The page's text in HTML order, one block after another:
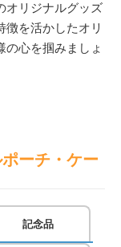
オリジナルグッズ
徴を活かしたオリ
の心を掴みましょ
ーチ・ケー
記念品